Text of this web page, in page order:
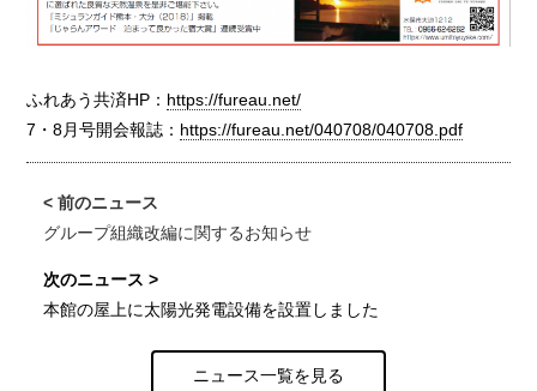
ふれあう共済HP： https://fureau.net/
7・8月号開会報誌： https://fureau.net/040708/040708.pdf
グループ組織改編に関するお知らせ
本館の屋上に太陽光発電設備を設置しました
ニュース一覧を見る